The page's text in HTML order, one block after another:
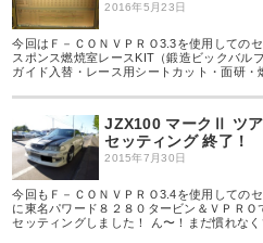
2016年5月23日
今回はＦ－ＣＯＮＶＰＲＯ3.3を使用しての
スポンス燃焼室レースKIT（鍛造ビックバル
ガイド入替・レース用シートカット・面研・
JZX100 マークⅡ ツ
セッティング 終了！
2015年7月30日
今回もＦ－ＣＯＮＶＰＲＯ3.4を使用しての
に東名パワード８２８０タービン＆ＶＰＲＯ
セッティングしました！ ん〜！まだ慣れなく